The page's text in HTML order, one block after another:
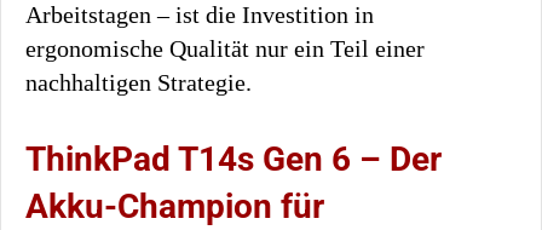
Arbeitstagen – ist die Investition in
ergonomische Qualität nur ein Teil einer
nachhaltigen Strategie.
ThinkPad T14s Gen 6 – Der
Akku-Champion für